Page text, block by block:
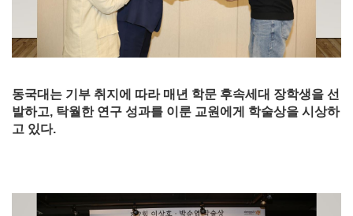
동국대는 기부 취지에 따라 매년 학문 후속세대 장학생을 선
발하고, 탁월한 연구 성과를 이룬 교원에게 학술상을 시상하
고 있다.